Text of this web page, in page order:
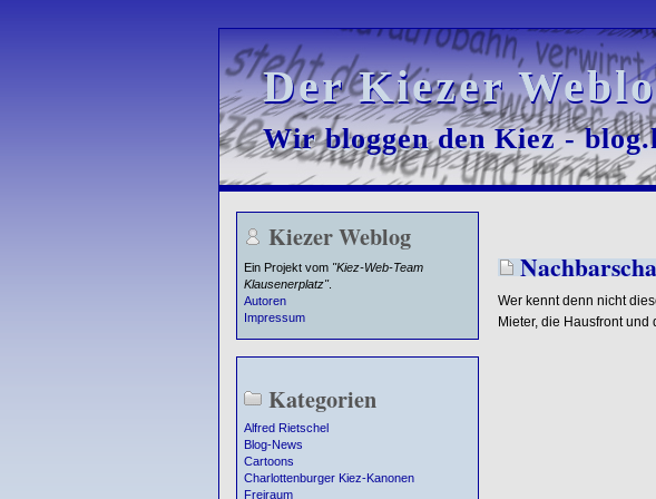
Der Kiezer
Der Kiezer
Wir bloggen den Kiez -
Wir bloggen den Kiez -
Kiezer Weblog
Ein Projekt vom "Kiez-Web-Team
Klausenerplatz".
Autoren
Impressum
Kategorien
Alfred Rietschel
Blog-News
Cartoons
Charlottenburger Kiez-Kanonen
Freiraum
Wer kennt denn nicht
Mieter, die Hausfront und